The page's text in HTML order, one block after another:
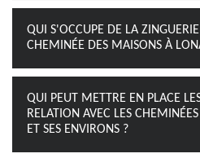
QUI S'OCCUPE DE LA
CHEMINÉE DES MAISONS À
QUI PEUT METTRE EN PLACE
RELATION AVEC LES
ET SES ENVIRONS ?